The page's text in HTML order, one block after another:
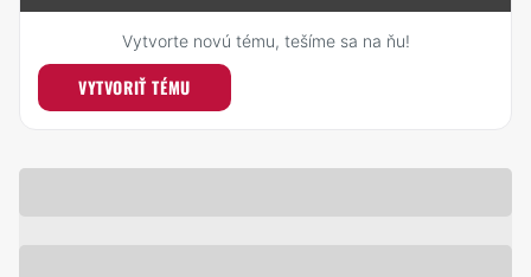
Vytvorte novú tému, tešíme sa na ňu!
VYTVORIŤ TÉMU